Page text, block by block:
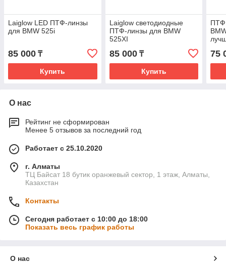
Laiglow LED ПТФ-линзы
для BMW 525i
85 000 ₸
Купить
Laiglow светодиодные
ПТФ-линзы для BMW
525XI
85 000₸
Купить
ПТФ
75
О нас
Рейтинг не сформирован
Менее 5 отзывов за последний год
Работает с 25.10.2020
г. Алматы
ТЦ Байсат 18 бутик оранжевый сектор, 1 этаж, Алматы,
Казахстан
Контакты
Сегодня работает с 10:00 до 18:00
Показать весь график работы
О нас